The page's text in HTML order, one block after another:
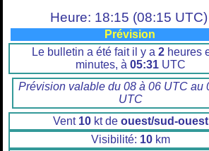
Heure: 18:15 (08:15 UTC)
Prévision
Le bulletin a été fait il y a 2 heures
minutes, à 05:31 UTC
Prévision valable du 08 à 06 UTC au
UTC
Vent 10 kt de ouest/sud-ouest
Visibilité: 10 km